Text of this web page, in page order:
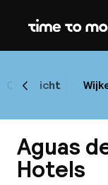
Overzicht
Scroll naar links
Aguas
Hotels